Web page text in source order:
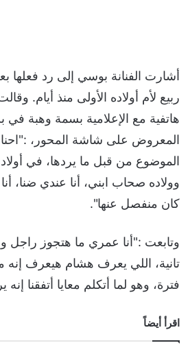
أشارت الفنانة بوسي إلى رد فعلها
ربيع لأم أولاده الأولى منذ أيام.
المعروض على شاشة المحور،
الموضوع من قبل ما يردها، في أولاد
وولاده صحاب ابني، أنا عندي ضنا،
كان منفصل عنها".
وتابعت :"أنا عمري ما هتجوز راجل
تانية، اللي يعرف هشام هيعرف
فترة، وهو لما أتكلم معايا أتفقنا إنه
اقرأ أيضاً